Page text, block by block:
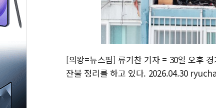
[의왕=뉴스핌] 류기찬 기자 = 30일 오후
잔불 정리를 하고 있다. 2026.04.30